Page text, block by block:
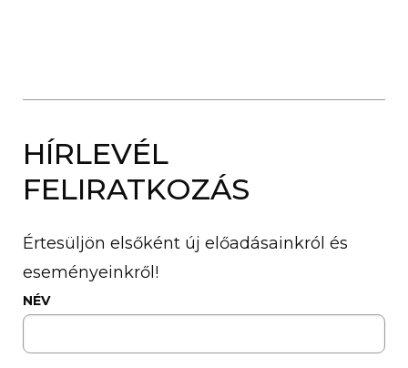
HÍRLEVÉL
FELIRATKOZÁS
Értesüljön elsőként új előadásainkról és
eseményeinkről!
NÉV